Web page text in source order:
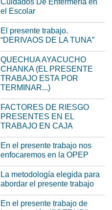
Cuidados De Enfermería en
el Escolar
El presente trabajo.
“DERIVAOS DE LA TUNA”
QUECHUA AYACUCHO
CHANKA (EL PRESENTE
TRABAJO ESTA POR
TERMINAR...)
FACTORES DE RIESGO
PRESENTES EN EL
TRABAJO EN CAJA
En el presente trabajo nos
enfocaremos en la OPEP
La metodología elegida para
abordar el presente trabajo
En el presente trabajo de